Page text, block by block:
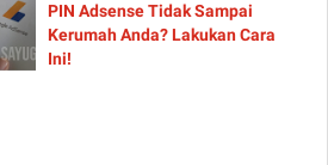
PIN Adsense Tidak Sampai
Kerumah Anda? Lakukan Cara
Ini!